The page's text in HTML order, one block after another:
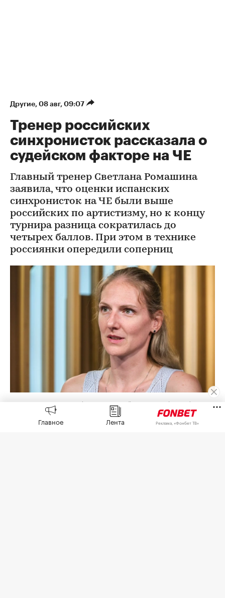
Другие⁠, 08 авг, 09:07
Тренер российских
синхронисток рассказала о
судейском факторе на ЧЕ
Главный тренер Светлана Ромашина
заявила, что оценки испанских
синхронисток на ЧЕ были выше
российских по артистизму, но к концу
турнира разница сократилась до
четырех баллов. При этом в технике
россиянки опередили соперниц
Светлана Ромашина (Фото: Евгений Мессман / ТАСС)
Главный тренер сборной России по
Главное Лента Реклама, «Фонбет ТВ»